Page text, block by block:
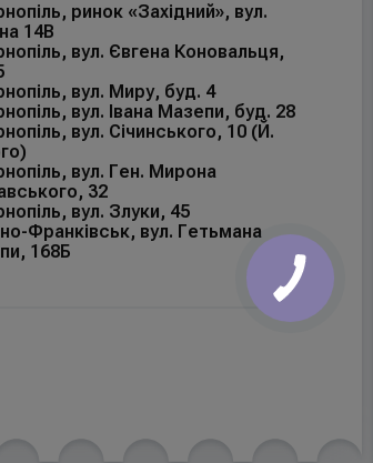
ринок «Західний», вул.
14В
вул. Євгена Коновальця,
вул. Миру, буд. 4
вул. Івана Мазепи, буд. 28
вул. Січинського, 10 (Й.
вул. Ген. Мирона
32
вул. Злуки, 45
Франківськ, вул. Гетьмана
168Б